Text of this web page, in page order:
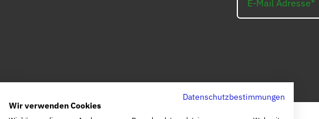
© LEONHART 2024
Datenschutzbestimmungen
Wir verwenden Cookies